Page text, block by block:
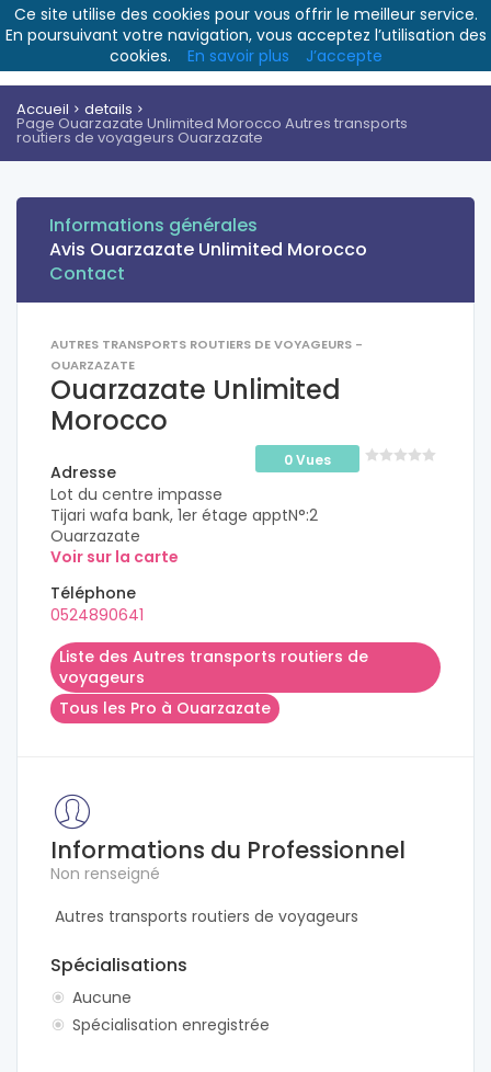
Accueil details
Page Ouarzazate Unlimited Morocco Autres transports
routiers de voyageurs Ouarzazate
Informations générales
Avis Ouarzazate Unlimited Morocco
Contact
AUTRES TRANSPORTS ROUTIERS DE VOYAGEURS -
OUARZAZATE
Ouarzazate Unlimited
Morocco
0 Vues
Adresse
Lot du centre impasse
Tijari wafa bank, 1er étage apptN°:2
Ouarzazate
Voir sur la carte
Téléphone
0524890641
Liste des Autres transports routiers de
voyageurs
Tous les Pro à Ouarzazate
Informations du Professionnel
Non renseigné
Autres transports routiers de voyageurs
Spécialisations
Aucune
Spécialisation enregistrée
Ce site utilise des cookies pour vous offrir le meilleur service.
En poursuivant votre navigation, vous acceptez l’utilisation des
cookies.
En savoir plus J’accepte